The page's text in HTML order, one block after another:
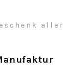
aller